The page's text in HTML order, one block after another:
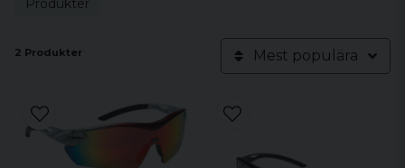
Produkter
2 Produkter Mest populära